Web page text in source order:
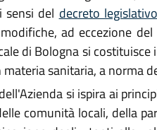
sensi del decreto
ad eccezione
di Bologna si costituisce
materia sanitaria, a norma
si ispira ai
comunità locali, della